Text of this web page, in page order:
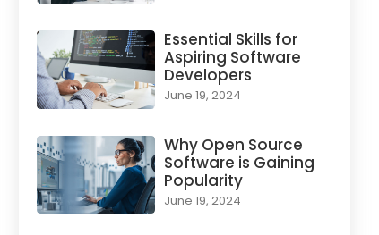
Essential Skills for
Aspiring Software
Developers
June 19, 2024
Why Open Source
Software is Gaining
Popularity
June 19, 2024